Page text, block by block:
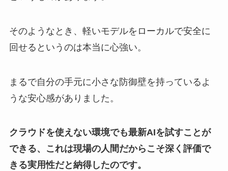
そのようなとき、軽いモデルをローカルで安全に
回せるというのは本当に心強い。
まるで自分の手元に小さな防御壁を持っているよ
うな安心感がありました。
クラウドを使えない環境でも最新AIを試すことが
できる、これは現場の人間だからこそ深く評価で
きる実用性だと納得したのです。